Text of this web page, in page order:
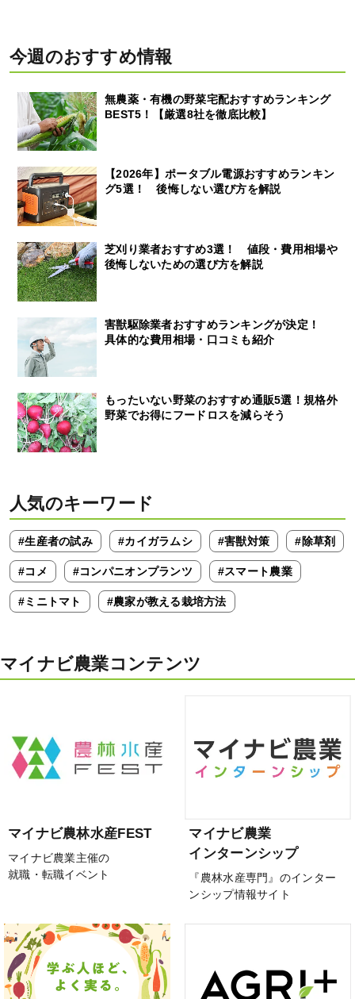
今週のおすすめ情報
無農薬・有機の野菜宅配おすすめランキング
BEST5！【厳選8社を徹底比較】
【2026年】ポータブル電源おすすめランキン
グ5選！ 後悔しない選び方を解説
芝刈り業者おすすめ3選！ 値段・費用相場や
後悔しないための選び方を解説
害獣駆除業者おすすめランキングが決定！
具体的な費用相場・口コミも紹介
もったいない野菜のおすすめ通販5選！規格外
野菜でお得にフードロスを減らそう
人気のキーワード
#生産者の試み #カイガラムシ #害獣対策 #除草剤
#コメ #コンパニオンプランツ #スマート農業
#ミニトマト #農家が教える栽培方法
マイナビ農業コンテンツ
マイナビ農林水産FEST
マイナビ農業主催の
就職・転職イベント
マイナビ農業
インターンシップ
『農林水産専門』のインター
ンシップ情報サイト